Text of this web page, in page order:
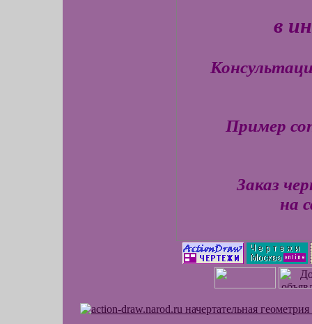
в
Пример
Заказ
на